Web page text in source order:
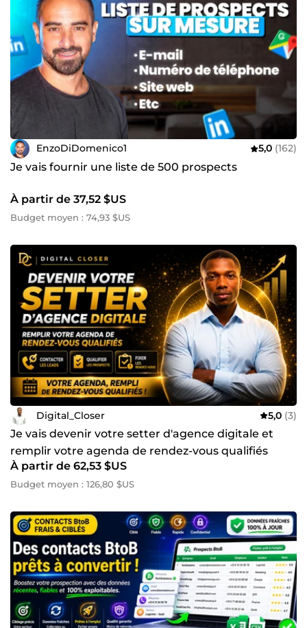
EnzoDiDomenico1 5,0 (162)
Je vais fournir une liste de 500 prospects
À partir de 37,52 $US
Budget moyen : 74,93 $US
Digital_Closer 5,0 (3)
Je vais devenir votre setter d'agence digitale et
remplir votre agenda de rendez-vous qualifiés
À partir de 62,53 $US
Budget moyen : 126,80 $US